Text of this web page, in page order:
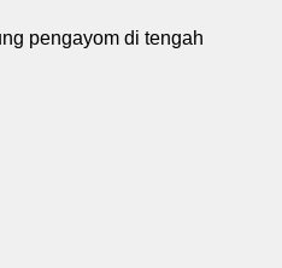
pengayom di tengah